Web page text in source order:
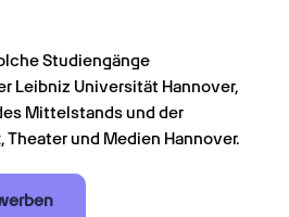
Studiengänge
Leibniz Universität Hannover,
Mittelstands und der
und Medien Hannover.